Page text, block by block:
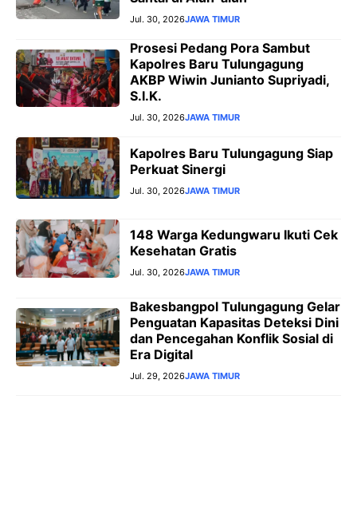
Jul. 30, 2026JAWA TIMUR
Prosesi Pedang Pora Sambut
Kapolres Baru Tulungagung
AKBP Wiwin Junianto Supriyadi,
S.I.K.
Jul. 30, 2026JAWA TIMUR
Kapolres Baru Tulungagung Siap
Perkuat Sinergi
Jul. 30, 2026JAWA TIMUR
148 Warga Kedungwaru Ikuti Cek
Kesehatan Gratis
Jul. 30, 2026JAWA TIMUR
Bakesbangpol Tulungagung Gelar
Penguatan Kapasitas Deteksi Dini
dan Pencegahan Konflik Sosial di
Era Digital
Jul. 29, 2026JAWA TIMUR